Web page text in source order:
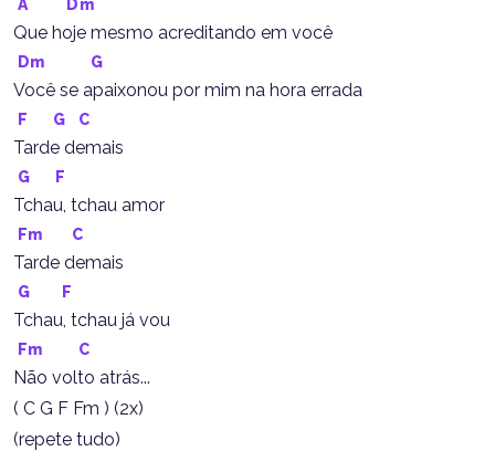
A Dm
Que hoje mesmo acreditando em você
Dm G
Você se apaixonou por mim na hora errada
F G C
Tarde demais
G F
Tchau, tchau amor
Fm C
Tarde demais
G F
Tchau, tchau já vou
Fm C
Não volto atrás...
( C G F Fm ) (2x)
(repete tudo)